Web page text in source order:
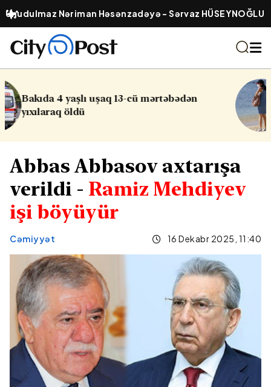
Unudulmaz Nəriman Həsənzadəyə - Sərvaz HÜSEYNOĞLU
Sabah Abşeron çimərliklərində
Abbas Abbasov axtarışa
verildi - Ramiz Mehdiyev
işi böyüyür
Cəmiyyət 16 Dekabr 2025, 11:40